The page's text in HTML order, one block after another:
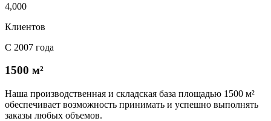
4,000
Клиентов
С 2007 года
1500 м²
Наша производственная и складская база площадью 1500 м²
обеспечивает возможность принимать и успешно выполнять
заказы любых объемов.